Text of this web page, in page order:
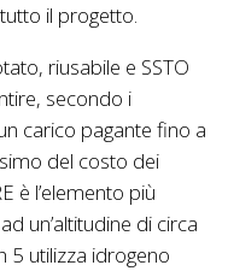
il progetto.
riusabile e SSTO
secondo i
carico pagante fino a
del costo dei
è l’elemento più
un’altitudine di circa
5 utilizza idrogeno